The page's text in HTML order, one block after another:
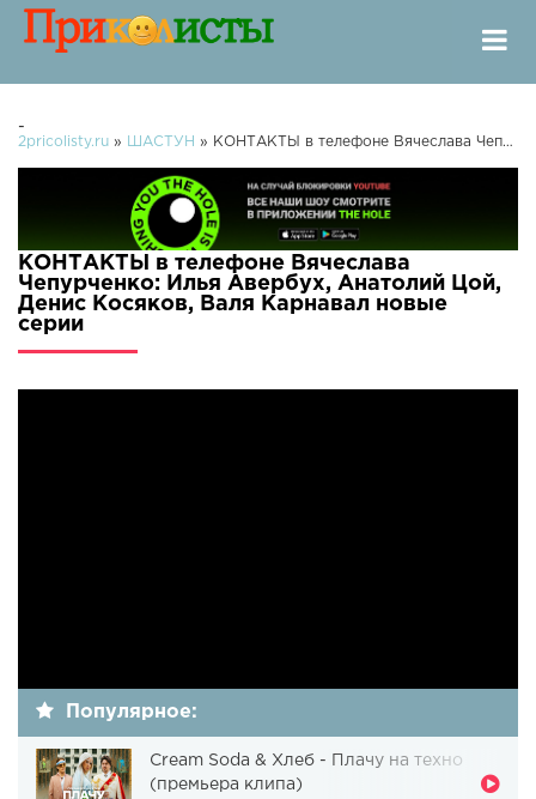
-
2pricolisty.ru » ШАСТУН » КОНТАКТЫ в телефоне Вячеслава Чепурченко: Илья Авербух, Анатолий Цой, Денис Косяков, Валя Карнавал
КОНТАКТЫ в телефоне Вячеслава
Чепурченко: Илья Авербух, Анатолий Цой,
Денис Косяков, Валя Карнавал новые
серии
Популярное:
Cream Soda & Хлеб - Плачу на техно
(премьера клипа)